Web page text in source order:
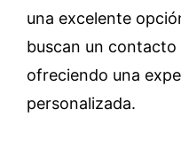
una excelente
buscan un
ofreciendo una
personalizada.